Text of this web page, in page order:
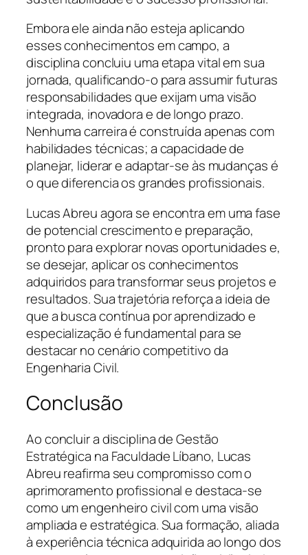
Embora ele ainda não esteja aplicando
esses conhecimentos em campo, a
disciplina concluiu uma etapa vital em sua
jornada, qualificando-o para assumir futuras
responsabilidades que exijam uma visão
integrada, inovadora e de longo prazo.
Nenhuma carreira é construída apenas com
habilidades técnicas; a capacidade de
planejar, liderar e adaptar-se às mudanças é
o que diferencia os grandes profissionais.
Lucas Abreu agora se encontra em uma fase
de potencial crescimento e preparação,
pronto para explorar novas oportunidades e,
se desejar, aplicar os conhecimentos
adquiridos para transformar seus projetos e
resultados. Sua trajetória reforça a ideia de
que a busca contínua por aprendizado e
especialização é fundamental para se
destacar no cenário competitivo da
Engenharia Civil.
Conclusão
Ao concluir a disciplina de Gestão
Estratégica na Faculdade Líbano, Lucas
Abreu reafirma seu compromisso com o
aprimoramento profissional e destaca-se
como um engenheiro civil com uma visão
ampliada e estratégica. Sua formação, aliada
à experiência técnica adquirida ao longo dos